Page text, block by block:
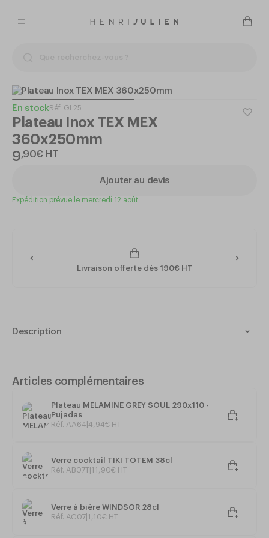
En stockRéf. GL25
Plateau Inox TEX MEX
360x250mm
9,90€ HT
Ajouter au devis
Expédition prévue le mercredi 12 août
Livraison offerte dès 190€ HT
Description
Ultra résistant : usage intensif
Passe au lave-vaisselle
Dimensions : 360 x 250 mm
Articles complémentaires
Plateau MELAMINE GREY SOUL 290x110 -
Pujadas
Réf. AA64 4 94€ HT
Verre cocktail TIKI TOTEM 38cl
Réf. AB07T 11 90€ HT
Verre à bière WINDSOR 28cl
Réf. AC07 1 10€ HT